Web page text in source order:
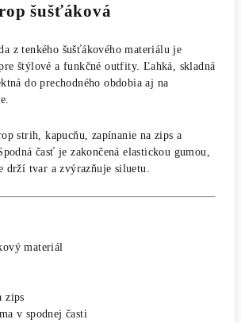
šušťáková
z tenkého šušťákového materiálu je
štýlové a funkčné outfity. Ľahká, skladná
do prechodného obdobia aj na
strih, kapucňu, zapínanie na zips a
časť je zakončená elastickou gumou,
drží tvar a zvýrazňuje siluetu.
materiál
zips
v spodnej časti